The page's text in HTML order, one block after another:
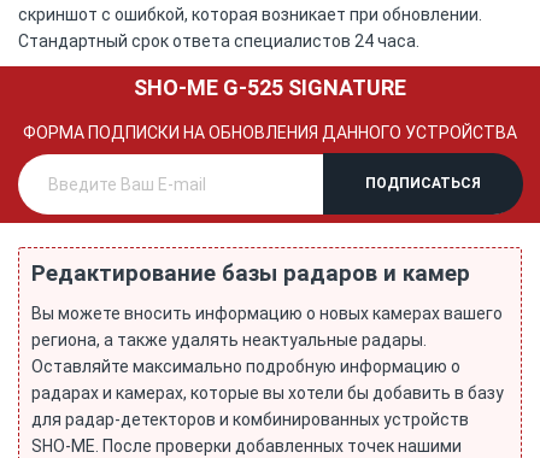
скриншот с ошибкой, которая возникает при обновлении.
Стандартный срок ответа специалистов 24 часа.
SHO-ME G-525 SIGNATURE
ФОРМА ПОДПИСКИ НА ОБНОВЛЕНИЯ ДАННОГО УСТРОЙСТВА
Редактирование базы радаров и камер
Вы можете вносить информацию о новых камерах вашего
региона, а также удалять неактуальные радары.
Оставляйте максимально подробную информацию о
радарах и камерах, которые вы хотели бы добавить в базу
для радар-детекторов и комбинированных устройств
SHO-ME. После проверки добавленных точек нашими